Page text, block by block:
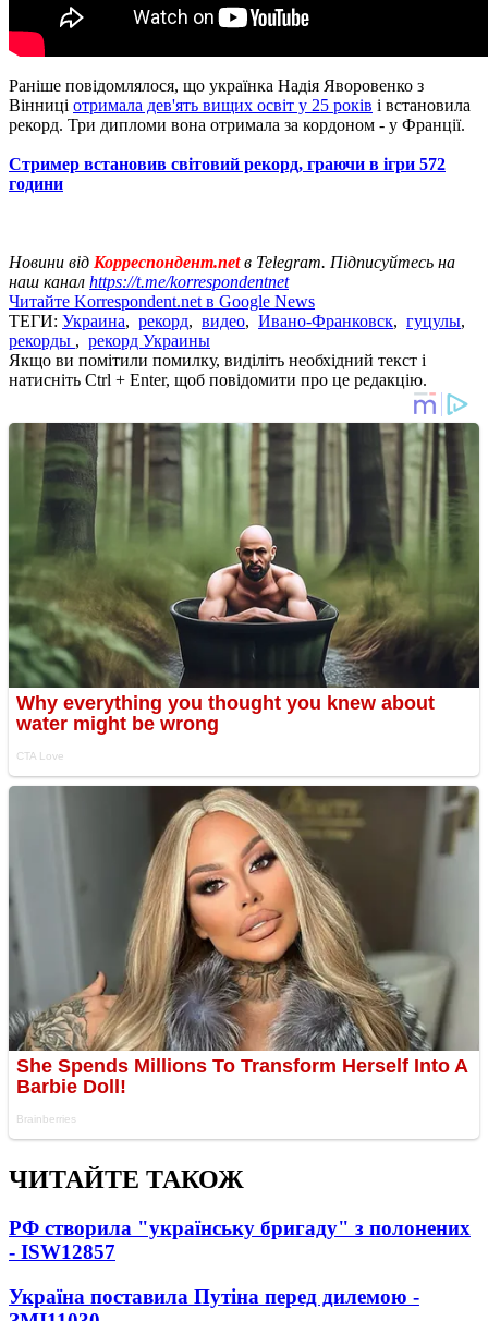
Раніше повідомлялося, що українка Надія Яворовенко з
Вінниці отримала дев'ять вищих освіт у 25 років і встановила
рекорд. Три дипломи вона отримала за кордоном - у Франції.
Стример встановив світовий рекорд, граючи в ігри 572
години
Новини від Корреспондент.netв Telegram. Підписуйтесь на
наш канал https://t.me/korrespondentnet
Читайте Korrespondent.net в Google News
ТЕГИ: Украина, рекорд, видео, Ивано-Франковск, гуцулы,
рекорды , рекорд Украины
Якщо ви помітили помилку, виділіть необхідний текст і
натисніть Ctrl + Enter, щоб повідомити про це редакцію.
ЧИТАЙТЕ ТАКОЖ
РФ створила "українську бригаду" з полонених
- ISW12857
Україна поставила Путіна перед дилемою -